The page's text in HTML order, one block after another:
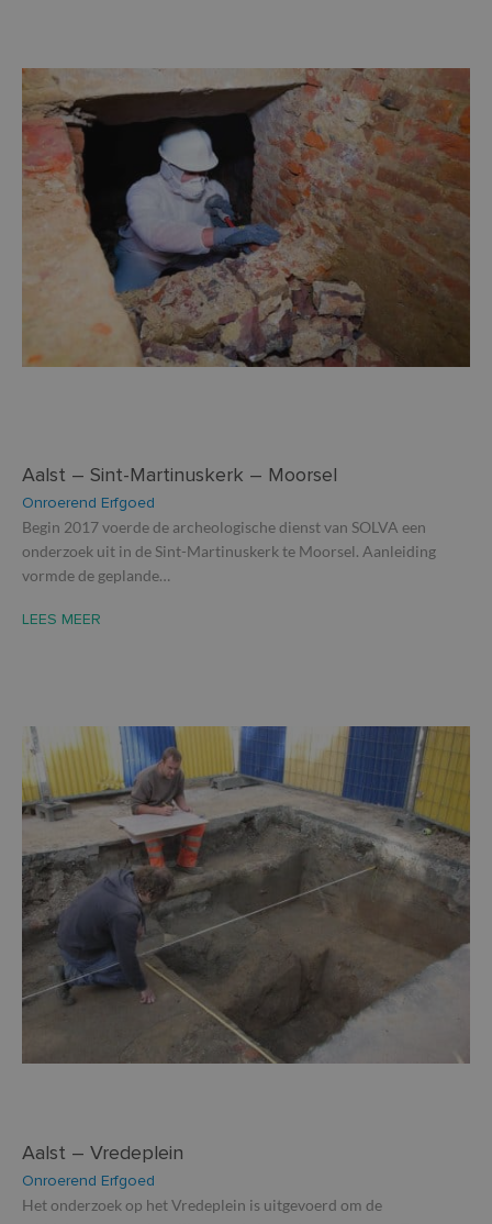
Aalst – Sint-Martinuskerk – Moorsel
Onroerend Erfgoed
Begin 2017 voerde de archeologische dienst van SOLVA een
onderzoek uit in de Sint-Martinuskerk te Moorsel. Aanleiding
vormde de geplande…
LEES MEER
Aalst – Vredeplein
Onroerend Erfgoed
Het onderzoek op het Vredeplein is uitgevoerd om de